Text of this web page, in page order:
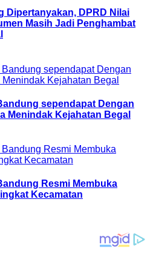
Dipertanyakan, DPRD Nilai
Masih Jadi Penghambat
sependapat Dengan
Menindak Kejahatan Begal
Resmi Membuka
Kecamatan